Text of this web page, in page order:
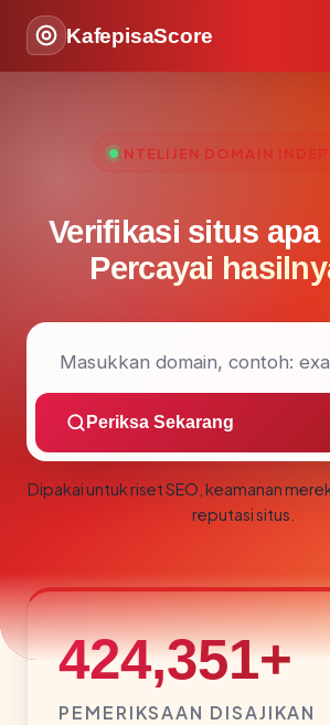
KafepisaScore
INTELIJEN DOMAIN
Verifikasi situs apa
Percayai
Periksa Sekarang
Dipakai untuk riset SEO, keamanan
reputasi situs.
424,351+
PEMERIKSAAN DISAJIKAN